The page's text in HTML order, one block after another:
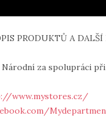
PRODUKTŮ A DALŠÍ
za spolupráci
www.mystores.cz/